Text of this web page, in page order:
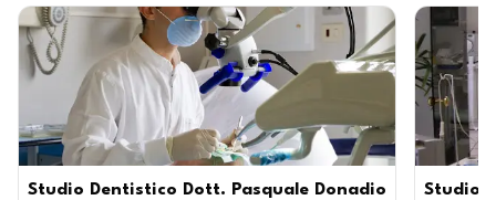
Studio Dentistico Dott. Pasquale Donadio Studio